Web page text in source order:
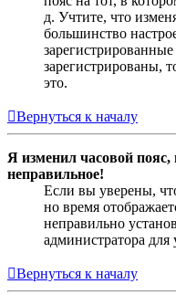
д. Учтите, что
большинство
зарегистрированы,
это.
Вернуться к началу
Я изменил часовой пояс,
неправильное!
Если вы уверены,
но время
неправильно
администратора
Вернуться к началу